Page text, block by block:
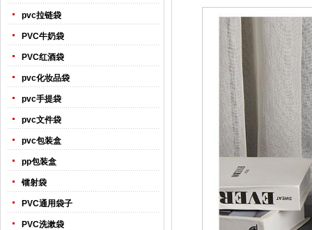
pvc拉链袋
PVC牛奶袋
PVC红酒袋
pvc化妆品袋
pvc手提袋
pvc文件袋
pvc包装盒
pp包装盒
镭射袋
PVC通用袋子
PVC洗漱袋